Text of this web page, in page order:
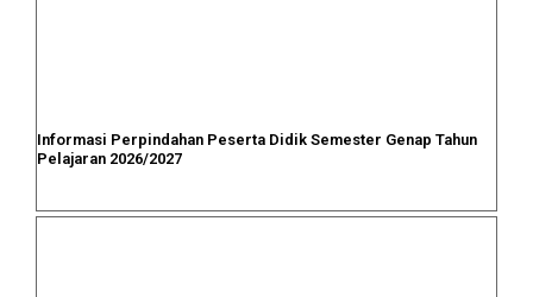
Informasi Perpindahan Peserta Didik Semester Genap Tahun
Pelajaran 2026/2027